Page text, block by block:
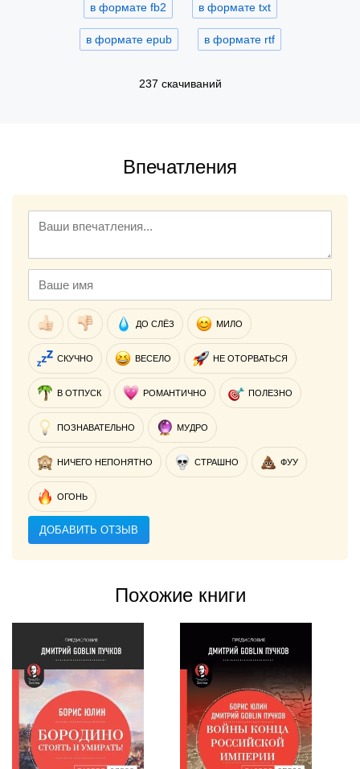
в формате fb2 в формате txt
в формате epub в формате rtf
237 скачиваний
Впечатления
ДО СЛЁЗ МИЛО
СКУЧНО ВЕСЕЛО НЕ ОТОРВАТЬСЯ
В ОТПУСК РОМАНТИЧНО ПОЛЕЗНО
ПОЗНАВАТЕЛЬНО МУДРО
НИЧЕГО НЕПОНЯТНО СТРАШНО ФУУ
ОГОНЬ
ДОБАВИТЬ ОТЗЫВ
Похожие книги